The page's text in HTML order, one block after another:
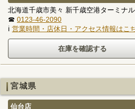
北海道千歳市美々 新千歳空港ターミナ
☎ 0123-46-2090
ℹ 営業時間・店休日・アクセス情報はこ
宮城県
仙台店